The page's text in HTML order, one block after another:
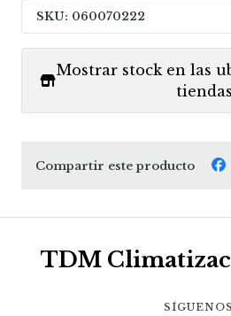
SKU: 060070222
Mostrar stock en las
Compartir este producto
TDM
SÍGUENOS